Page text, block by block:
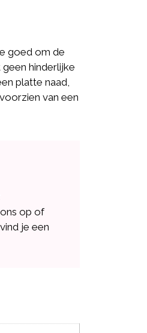
goed om de
hinderlijke
platte naad,
van een
op of
je een